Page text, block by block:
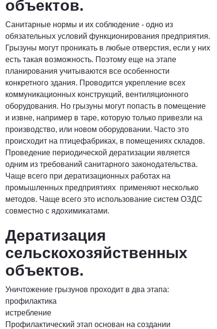
объектов.
Санитарные нормы и их соблюдение - одно из
обязательных условий функционирования предприятия.
Грызуны могут проникать в любые отверстия, если у них
есть такая возможность. Поэтому еще на этапе
планирования учитываются все особенности
конкретного здания. Проводится укрепление всех
коммуникационных конструкций, вентиляционного
оборудования. Но грызуны могут попасть в помещение
и извне, например в таре, которую только привезли на
производство, или новом оборудовании. Часто это
происходит на птицефабриках, в помещениях складов.
Проведение периодической дератизации является
одним из требований санитарного законодательства.
Чаще всего при дератизационных работах на
промышленных предприятиях применяют несколько
методов. Чаще всего это использование систем ОЗДС
совместно с ядохимикатами.
Дератизация
сельскохозяйственных
объектов.
Уничтожение грызунов проходит в два этапа:
профилактика
истребление
Профилактический этап основан на создании